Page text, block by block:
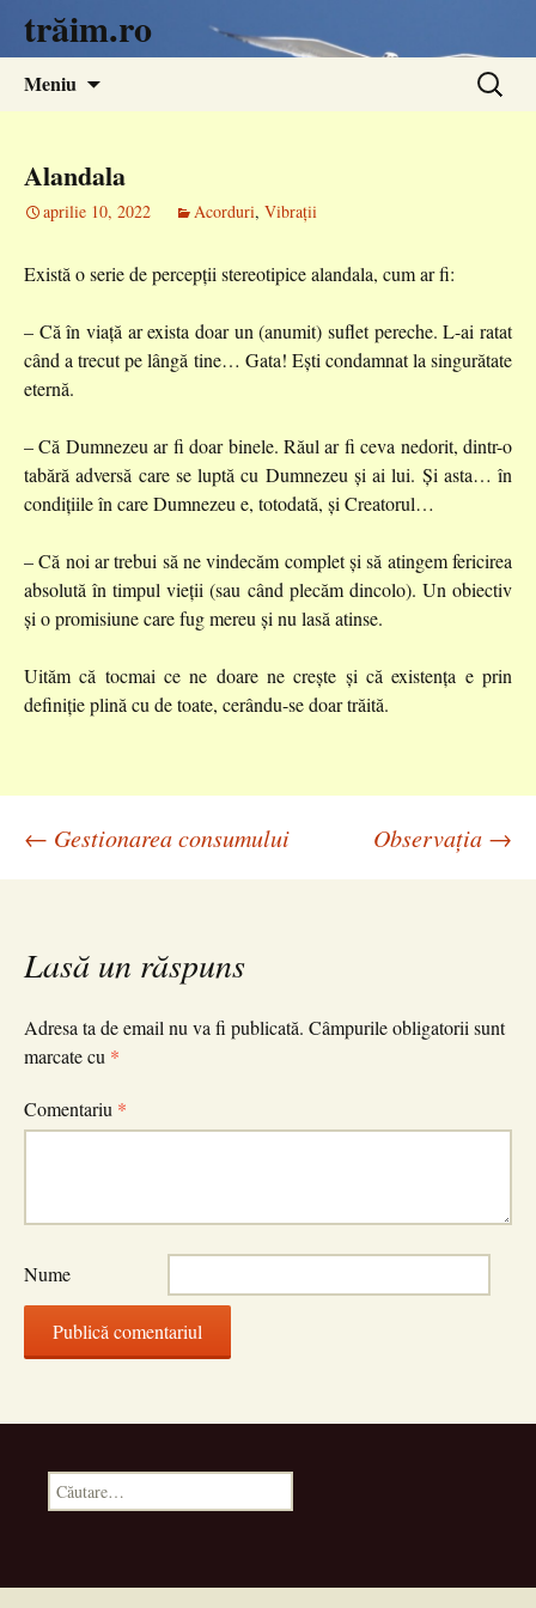
trăim.ro
Meniu
Caută
după:
Alandala
aprilie 10, 2022 Acorduri, Vibrații
Există o serie de percepții stereotipice alandala, cum ar fi:
– Că în viață ar exista doar un (anumit) suflet pereche. L-ai ratat
când a trecut pe lângă tine… Gata! Ești condamnat la singurătate
eternă.
– Că Dumnezeu ar fidoar binele. Răul ar fi ceva nedorit, dintr-o
tabără adversă care se luptă cu Dumnezeu și ai lui. Și asta… în
condițiile în care Dumnezeu e, totodată, și Creatorul…
– Că noi ar trebui să ne vindecăm complet și să atingem fericirea
absolută în timpul vieții (sau când plecăm dincolo). Un obiectiv
și o promisiune care fug mereu și nu lasă atinse.
Uităm că tocmai ce ne doare ne crește și că existența e prin
definiție plină cu de toate, cerându-se doar trăită.
Navigare
articole
← Gestionarea consumului Observația →
Lasă un răspuns
Adresa ta de email nu va fi publicată. Câmpurile obligatorii sunt
marcate cu *
Comentariu *
Nume
Caută
după: